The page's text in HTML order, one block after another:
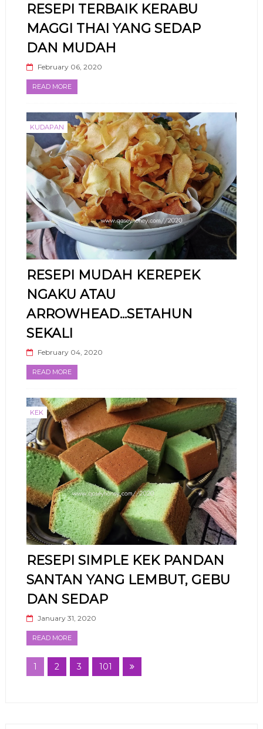
RESEPI TERBAIK KERABU
MAGGI THAI YANG SEDAP
DAN MUDAH
February 06, 2020
READ MORE
KUDAPAN
RESEPI MUDAH KEREPEK
NGAKU ATAU
ARROWHEAD...SETAHUN
SEKALI
February 04, 2020
READ MORE
KEK
RESEPI SIMPLE KEK PANDAN
SANTAN YANG LEMBUT, GEBU
DAN SEDAP
January 31, 2020
READ MORE
1 2 3 101